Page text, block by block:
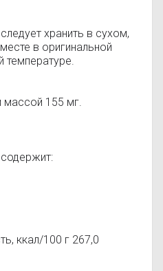
хранить в сухом,
в оригинальной
температуре.
массой 155 мг.
ккал/100 г 267,0